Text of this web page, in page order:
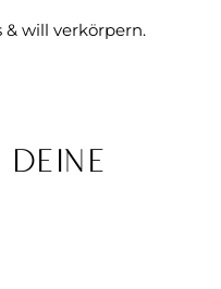
& will verkörpern.